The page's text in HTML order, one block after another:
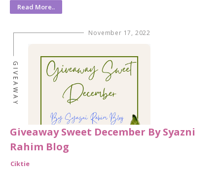
Read More..
November 17, 2022
GIVEAWAY
Giveaway Sweet December By Syazni
Rahim Blog
Ciktie